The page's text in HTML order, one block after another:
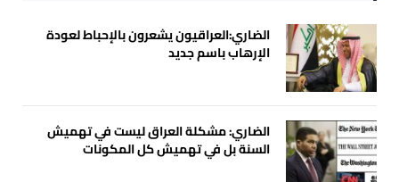
الضاري:العراقيون يشعرون بالإحباط لعودة
الإرهاب باسم جديد
الضاري: مشكلة العراق ليست في تهميش
السنة بل في تهميش كل المكونات